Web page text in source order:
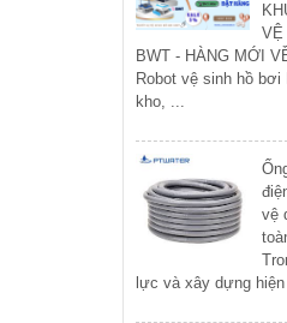
VỆ
BWT - HÀNG MỚI
Robot vệ sinh hồ bơi
kho, ...
vệ
lực và xây dựng